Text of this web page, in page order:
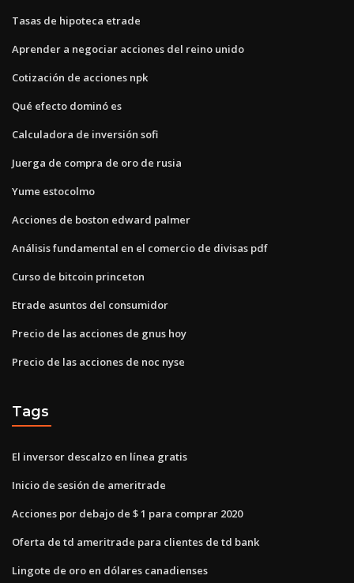
Tasas de hipoteca etrade
Aprender a negociar acciones del reino unido
Cotización de acciones npk
Qué efecto dominó es
Calculadora de inversión sofi
Juerga de compra de oro de rusia
Yume estocolmo
Acciones de boston edward palmer
Análisis fundamental en el comercio de divisas pdf
Curso de bitcoin princeton
Etrade asuntos del consumidor
Precio de las acciones de gnus hoy
Precio de las acciones de noc nyse
Tags
El inversor descalzo en línea gratis
Inicio de sesión de ameritrade
Acciones por debajo de $ 1 para comprar 2020
Oferta de td ameritrade para clientes de td bank
Lingote de oro en dólares canadienses